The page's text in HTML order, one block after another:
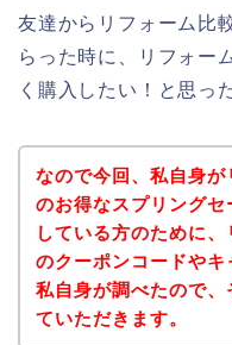
友達からリフォーム比
らった時に、リフォー
く購入したい！と思っ
なので今回、私自身が
のお得なスプリング
している方のために
のクーポンコードや
私自身が調べたので
ていただきます。